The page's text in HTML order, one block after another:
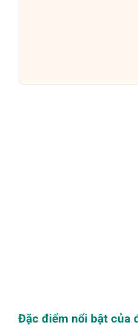
Đặc điểm nổi bật của